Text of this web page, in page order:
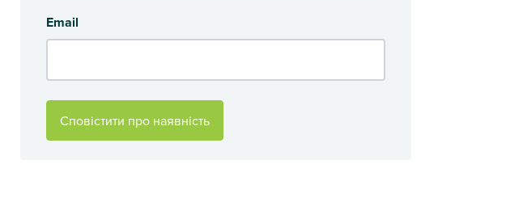
Email
Сповістити про наявність